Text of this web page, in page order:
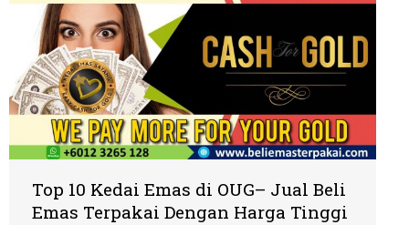
Top 10 Kedai Emas di OUG– Jual Beli
Emas Terpakai Dengan Harga Tinggi